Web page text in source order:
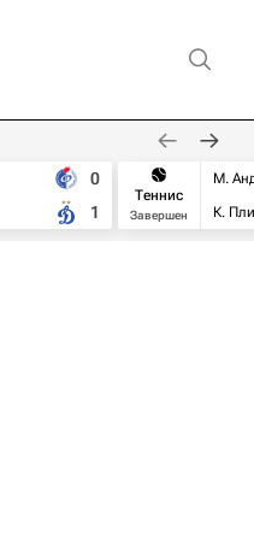
0
1
Теннис
Завершен
М.
К.